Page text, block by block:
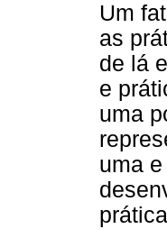
Um
as
de lá
e
uma
uma